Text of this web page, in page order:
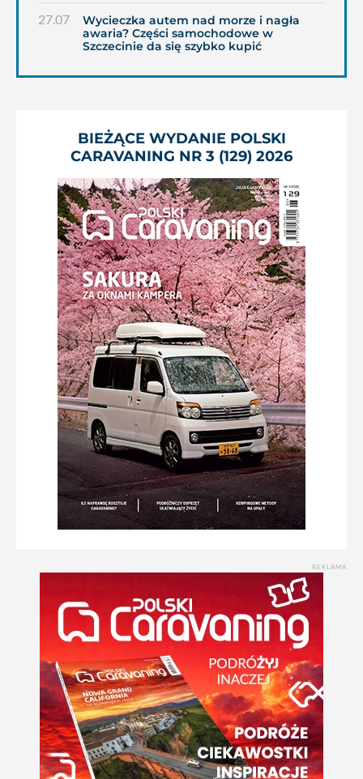
27.07
Wycieczka autem nad morze i nagła
awaria? Części samochodowe w
Szczecinie da się szybko kupić
BIEŻĄCE WYDANIE POLSKI
CARAVANING NR 3 (129) 2026
REKLAMA